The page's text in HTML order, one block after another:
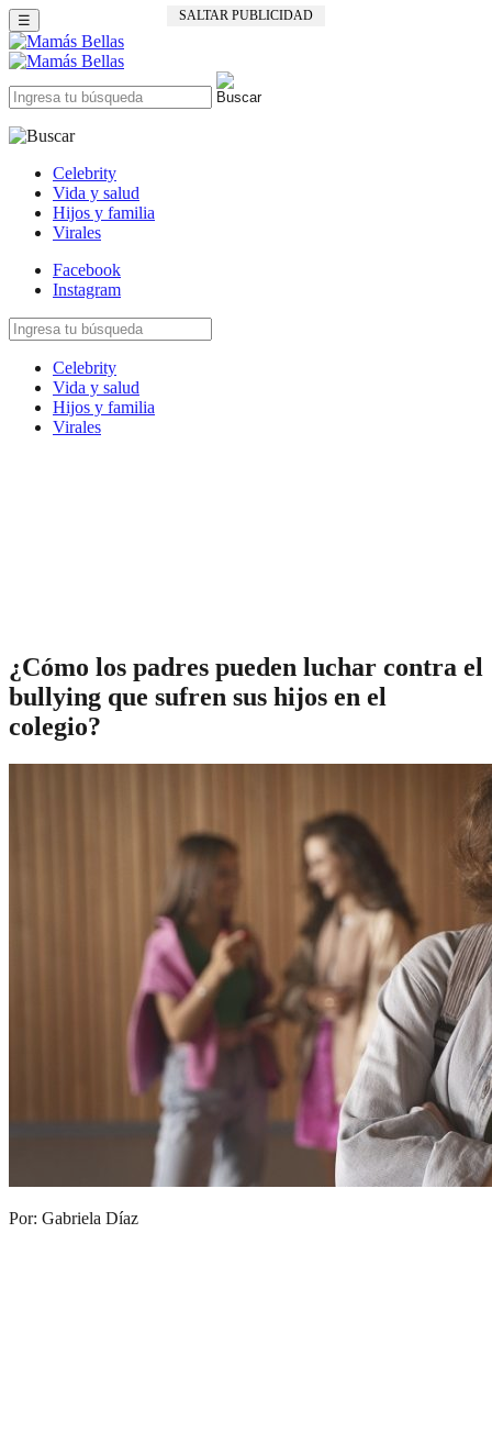
SALTAR PUBLICIDAD
☰
Celebrity
Vida y salud
Hijos y familia
Virales
Facebook
Instagram
Celebrity
Vida y salud
Hijos y familia
Virales
¿Cómo los padres pueden luchar contra el
bullying que sufren sus hijos en el
colegio?
Por: Gabriela Díaz